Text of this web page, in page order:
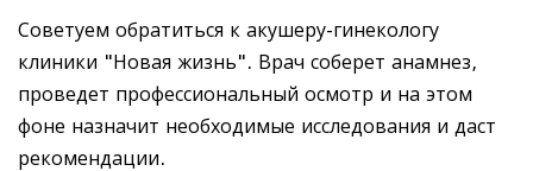
Советуем обратиться к акушеру-гинекологу
клиники "Новая жизнь". Врач соберет анамнез,
проведет профессиональный осмотр и на этом
фоне назначит необходимые исследования и даст
рекомендации.